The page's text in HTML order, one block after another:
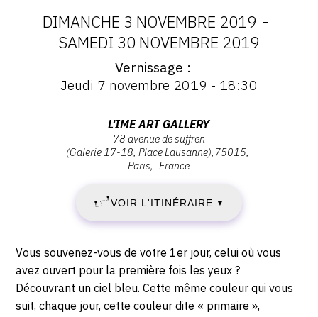
CONTACT
CGU
CGV
SUIVEZ-NOUS
INSTAGRAM
FACEBOOK
TWITTER
PINTEREST
DATES
:
3
NOVEMBRE
2019
-
SAMEDI
30
DIMANCHE 3 NOVEMBRE 2019 -
SAMEDI 30 NOVEMBRE 2019
novembre
Vernissage
Jeudi 7 novembre 2019 - 18:30
de
Suffren,
75015
Paris
L'IME ART GALLERY
78 avenue de suffren
(Galerie 17-18, Place Lausanne) 75015
Paris
France
VOIR L'ITINÉRAIRE ▼
Description,
horaires...
Vous souvenez-vous de votre 1er jour, celui où vous
avez ouvert pour la première fois les yeux ?
Découvrant un ciel bleu. Cette même couleur qui vous
suit, chaque jour, cette couleur dite « primaire »,